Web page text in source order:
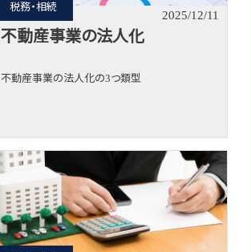
税務・相続
2025/12/11
不動産事業の法人化
不動産事業の法人化の3つ類型